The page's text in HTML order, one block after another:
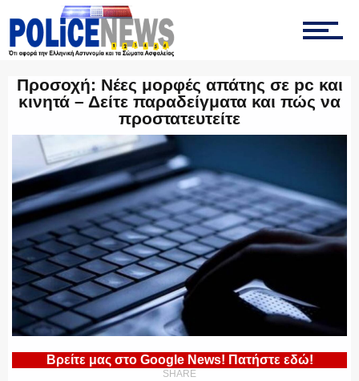
ΕΛΛΗΝΙΚΗ ΑΣΤΥΝΟΜΙΑ
ΠΥΡΟΣΒΕΣΤΙΚΗ
ΛΙΜΕΝΙΚΟ
ΕΝΟΠΛΕΣ ΔΥΝΑΜΕΙΣ
ΕΚΑΒ
Προσοχή: Νέες μορφές απάτης σε pc και
κινητά – Δείτε παραδείγματα και πώς να
προστατευτείτε
Βρείτε μας στο Google News! Πατήστε εδώ!
SHARE